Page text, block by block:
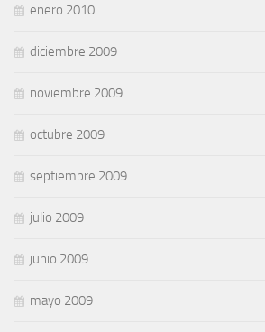
enero 2010
diciembre 2009
noviembre 2009
octubre 2009
septiembre 2009
julio 2009
junio 2009
mayo 2009